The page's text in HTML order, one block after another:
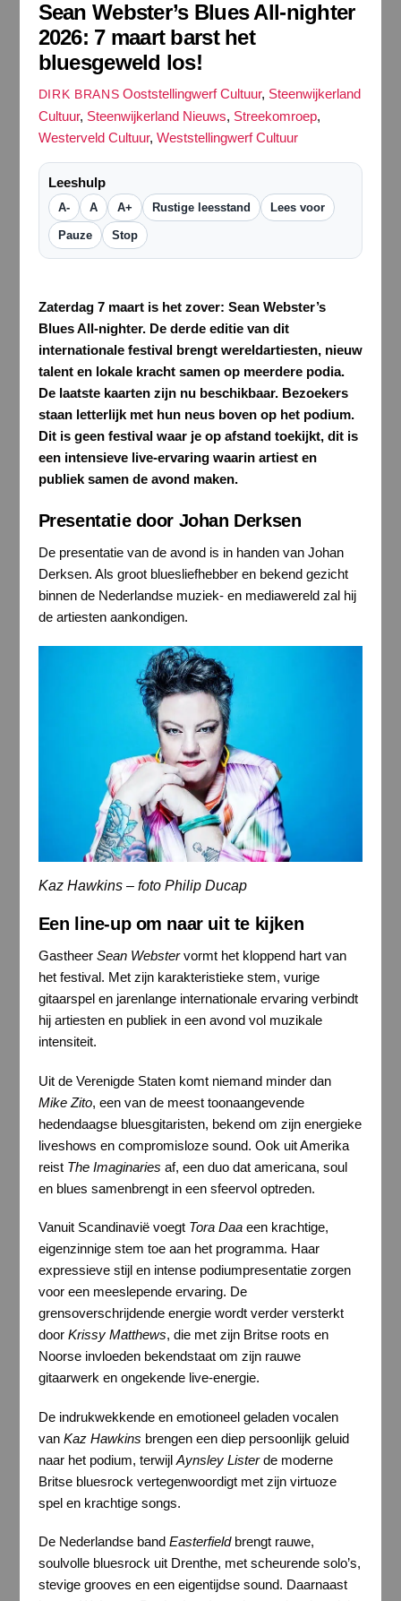
Sean Webster’s Blues All-nighter
2026: 7 maart barst het
bluesgeweld los!
DIRK BRANS Ooststellingwerf Cultuur, Steenwijkerland
Cultuur, Steenwijkerland Nieuws, Streekomroep,
Westerveld Cultuur, Weststellingwerf Cultuur
Leeshulp
A- A A+ Rustige leesstand Lees voor
Pauze Stop
Zaterdag 7 maart is het zover: Sean Webster’s
Blues All-nighter. De derde editie van dit
internationale festival brengt wereldartiesten, nieuw
talent en lokale kracht samen op meerdere podia.
De laatste kaarten zijn nu beschikbaar. Bezoekers
staan letterlijk met hun neus boven op het podium.
Dit is geen festival waar je op afstand toekijkt, dit is
een intensieve live-ervaring waarin artiest en
publiek samen de avond maken.
Presentatie door Johan Derksen
De presentatie van de avond is in handen van Johan
Derksen. Als groot bluesliefhebber en bekend gezicht
binnen de Nederlandse muziek- en mediawereld zal hij
de artiesten aankondigen.
Kaz Hawkins – foto Philip Ducap
Een line-up om naar uit te kijken
Gastheer Sean Webstervormt het kloppend hart van
het festival. Met zijn karakteristieke stem, vurige
gitaarspel en jarenlange internationale ervaring verbindt
hij artiesten en publiek in een avond vol muzikale
intensiteit.
Uit de Verenigde Staten komt niemand minder dan
Mike Zito, een van de meest toonaangevende
hedendaagse bluesgitaristen, bekend om zijn energieke
liveshows en compromisloze sound. Ook uit Amerika
reist The Imaginaries af, een duo dat americana, soul
en blues samenbrengt in een sfeervol optreden.
Vanuit Scandinavië voegt Tora Daaeen krachtige,
eigenzinnige stem toe aan het programma. Haar
expressieve stijl en intense podiumpresentatie zorgen
voor een meeslepende ervaring. De
grensoverschrijdende energie wordt verder versterkt
door Krissy Matthews, die met zijn Britse roots en
Noorse invloeden bekendstaat om zijn rauwe
gitaarwerk en ongekende live-energie.
De indrukwekkende en emotioneel geladen vocalen
van Kaz Hawkins brengen een diep persoonlijk geluid
naar het podium, terwijl Aynsley Listerde moderne
Britse bluesrock vertegenwoordigt met zijn virtuoze
spel en krachtige songs.
De Nederlandse band Easterfieldbrengt rauwe,
soulvolle bluesrock uit Drenthe, met scheurende solo’s,
stevige grooves en een eigentijdse sound. Daarnaast